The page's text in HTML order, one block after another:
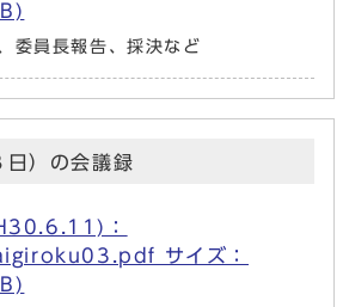
委員長報告、採決など
日）の会議録
：
サイズ：